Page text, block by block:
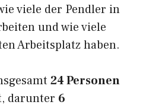
viele der Pendler in
und wie viele
Arbeitsplatz haben.
24 Personen
, darunter 6